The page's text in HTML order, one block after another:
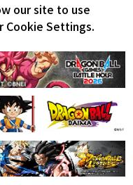
our site to use
Cookie Settings.